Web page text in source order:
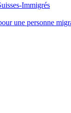
Immigrés
une personne